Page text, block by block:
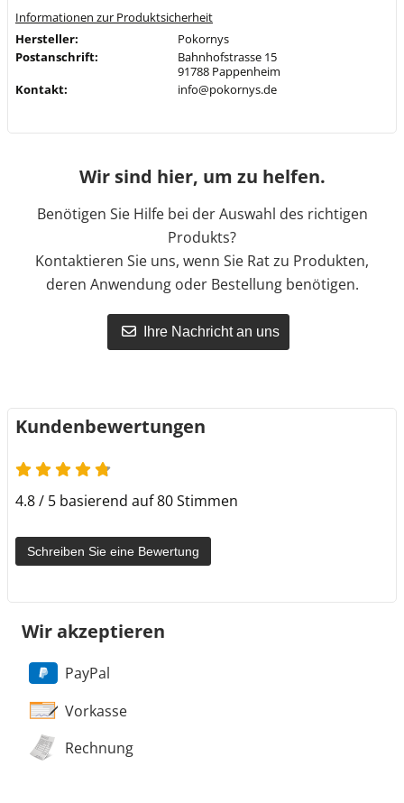
Informationen zur Produktsicherheit
Hersteller:
Pokornys
Postanschrift:
Bahnhofstrasse 15
91788 Pappenheim
Kontakt:
info@pokornys.de
Wir sind hier, um zu helfen.
Benötigen Sie Hilfe bei der Auswahl des richtigen
Produkts?
Kontaktieren Sie uns, wenn Sie Rat zu Produkten,
deren Anwendung oder Bestellung benötigen.
Ihre Nachricht an uns
Kundenbewertungen
4.8 von 5
4.8 / 5 basierend auf 80 Stimmen
Schreiben Sie eine Bewertung
Wir akzeptieren
PayPal
Vorkasse
Rechnung